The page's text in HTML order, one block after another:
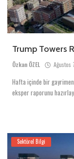
Trump Towers
Özkan ÖZEL Ağustos
Hafta içinde bir
eksper raporunu
Sektörel Bilgi